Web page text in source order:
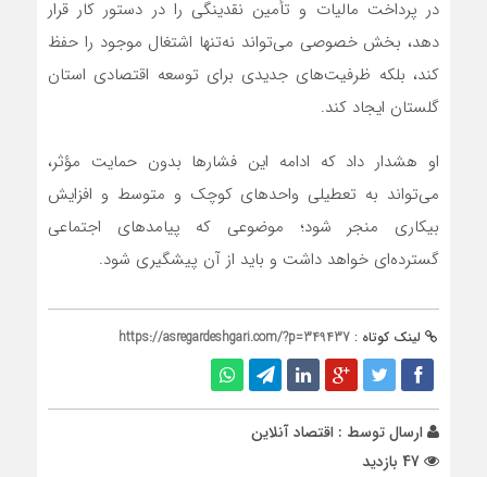
در پرداخت مالیات و تأمین نقدینگی را در دستور کار قرار
دهد، بخش خصوصی می‌تواند نه‌تنها اشتغال موجود را حفظ
کند، بلکه ظرفیت‌های جدیدی برای توسعه اقتصادی استان
گلستان ایجاد کند.
او هشدار داد که ادامه این فشار‌ها بدون حمایت مؤثر،
می‌تواند به تعطیلی واحد‌های کوچک و متوسط و افزایش
بیکاری منجر شود؛ موضوعی که پیامد‌های اجتماعی
گسترده‌ای خواهد داشت و باید از آن پیشگیری شود.
لینک کوتاه : https://asregardeshgari.com/?p=349437
ارسال توسط : اقتصاد آنلاین